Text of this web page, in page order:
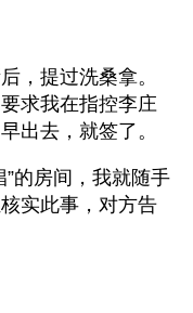
，提过洗桑拿。
求我在指控李庄
出去，就签了。
的房间，我就随手
实此事，对方告